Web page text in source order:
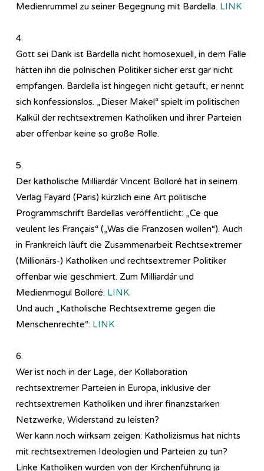
Medienrummel zu seiner Begegnung mit Bardella. LINK
4.
Gott sei Dank ist Bardella nicht homosexuell, in dem Falle
hätten ihn die polnischen Politiker sicher erst gar nicht
empfangen. Bardella ist hingegen nicht getauft, er nennt
sich konfessionslos. „Dieser Makel“ spielt im politischen
Kalkül der rechtsextremen Katholiken und ihrer Parteien
aber offenbar keine so große Rolle.
5.
Der katholische Milliardär Vincent Bolloré hat in seinem
Verlag Fayard (Paris) kürzlich eine Art politische
Programmschrift Bardellas veröffentlicht: „Ce que
veulent les Français“ („Was die Franzosen wollen“). Auch
in Frankreich läuft die Zusammenarbeit Rechtsextremer
(Millionärs-) Katholiken und rechtsextremer Politiker
offenbar wie geschmiert. Zum Milliardär und
Medienmogul Bolloré: LINK.
Und auch „Katholische Rechtsextreme gegen die
Menschenrechte“: LINK
6.
Wer ist noch in der Lage, der Kollaboration
rechtsextremer Parteien in Europa, inklusive der
rechtsextremen Katholiken und ihrer finanzstarken
Netzwerke, Widerstand zu leisten?
Wer kann noch wirksam zeigen: Katholizismus hat nichts
mit rechtsextremen Ideologien und Parteien zu tun?
Linke Katholiken wurden von der Kirchenführung ja